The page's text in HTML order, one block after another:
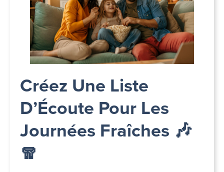
Créez Une Liste
D’Écoute Pour Les
Journées Fraîches 🎶
🧣